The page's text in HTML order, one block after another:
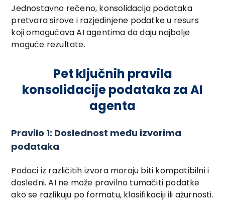
Jednostavno rečeno, konsolidacija podataka
pretvara sirove i razjedinjene podatke u resurs
koji omogućava AI agentima da daju najbolje
moguće rezultate.
Pet ključnih pravila
konsolidacije podataka za AI
agenta
Pravilo 1: Doslednost među izvorima
podataka
Podaci iz različitih izvora moraju biti kompatibilni i
dosledni. AI ne može pravilno tumačiti podatke
ako se razlikuju po formatu, klasifikaciji ili ažurnosti.